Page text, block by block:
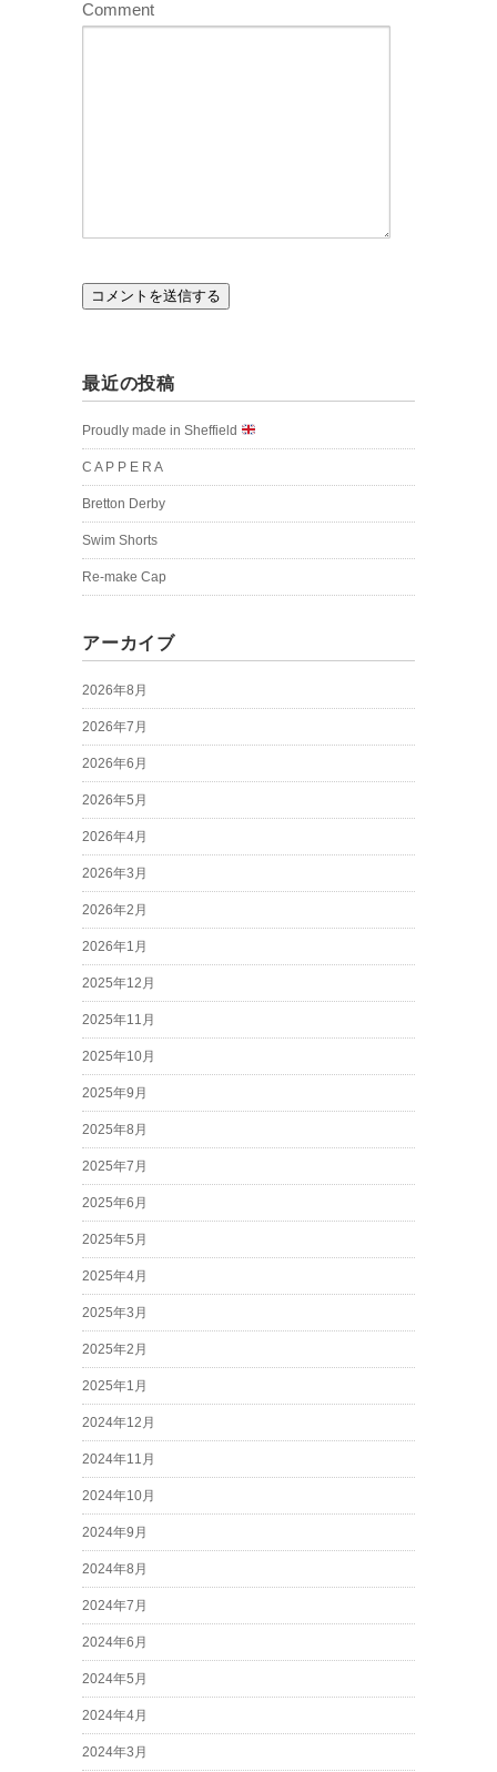
Comment
最近の投稿
Proudly made in Sheffield
C A P P E R A
Bretton Derby
Swim Shorts
Re-make Cap
アーカイブ
2026年8月
2026年7月
2026年6月
2026年5月
2026年4月
2026年3月
2026年2月
2026年1月
2025年12月
2025年11月
2025年10月
2025年9月
2025年8月
2025年7月
2025年6月
2025年5月
2025年4月
2025年3月
2025年2月
2025年1月
2024年12月
2024年11月
2024年10月
2024年9月
2024年8月
2024年7月
2024年6月
2024年5月
2024年4月
2024年3月